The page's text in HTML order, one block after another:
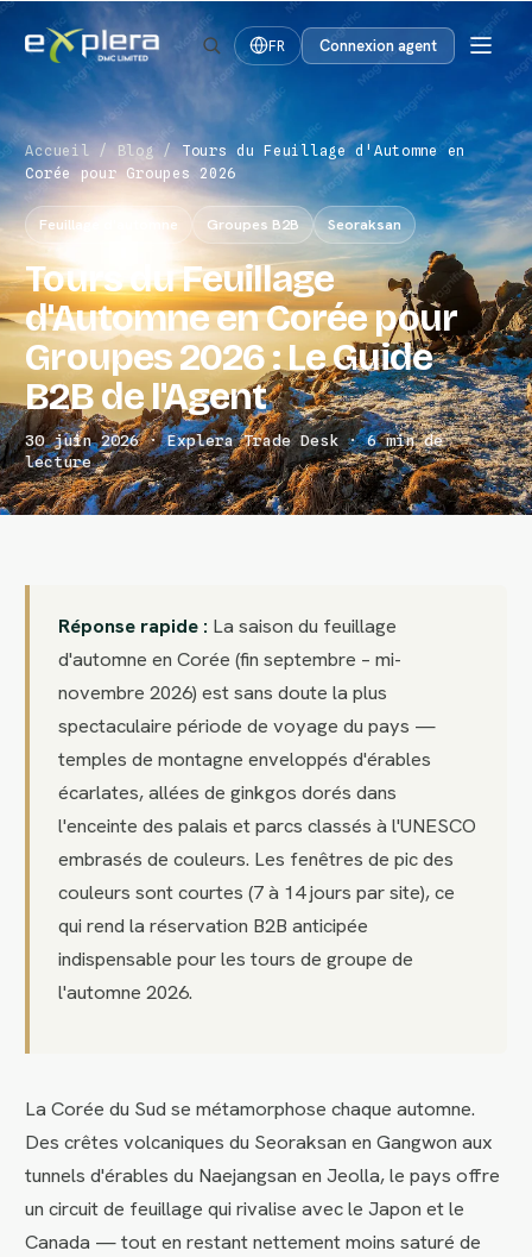
FR Connexion agent
Accueil / Blog / Tours du Feuillage d'Automne en
Corée pour Groupes 2026
Feuillage d'automne Groupes B2B Seoraksan
Tours du Feuillage
d'Automne en Corée pour
Groupes 2026 : Le Guide
B2B de l'Agent
30 juin 2026 · Explera Trade Desk · 6 min de
lecture
Réponse rapide : La saison du feuillage
d'automne en Corée (fin septembre – mi-
novembre 2026) est sans doute la plus
spectaculaire période de voyage du pays —
temples de montagne enveloppés d'érables
écarlates, allées de ginkgos dorés dans
l'enceinte des palais et parcs classés à l'UNESCO
embrasés de couleurs. Les fenêtres de pic des
couleurs sont courtes (7 à 14 jours par site), ce
qui rend la réservation B2B anticipée
indispensable pour les tours de groupe de
l'automne 2026.
La Corée du Sud se métamorphose chaque automne.
Des crêtes volcaniques du Seoraksan en Gangwon aux
tunnels d'érables du Naejangsan en Jeolla, le pays offre
un circuit de feuillage qui rivalise avec le Japon et le
Canada — tout en restant nettement moins saturé de